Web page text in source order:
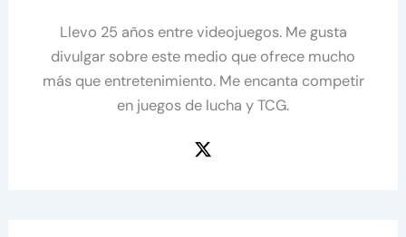
Llevo 25 años entre videojuegos. Me gusta
divulgar sobre este medio que ofrece mucho
más que entretenimiento. Me encanta competir
en juegos de lucha y TCG.